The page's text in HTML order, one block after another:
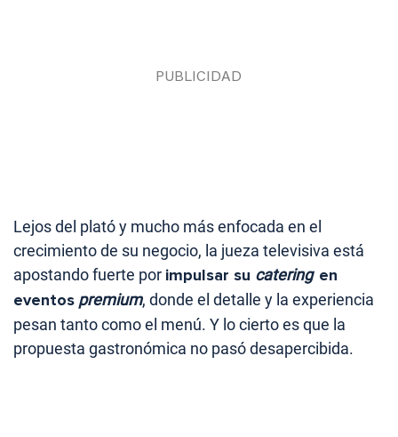
Lejos del plató y mucho más enfocada en el
crecimiento de su negocio, la jueza televisiva está
apostando fuerte por impulsar su cateringen
eventos premium, donde el detalle y la experiencia
pesan tanto como el menú. Y lo cierto es que la
propuesta gastronómica no pasó desapercibida.